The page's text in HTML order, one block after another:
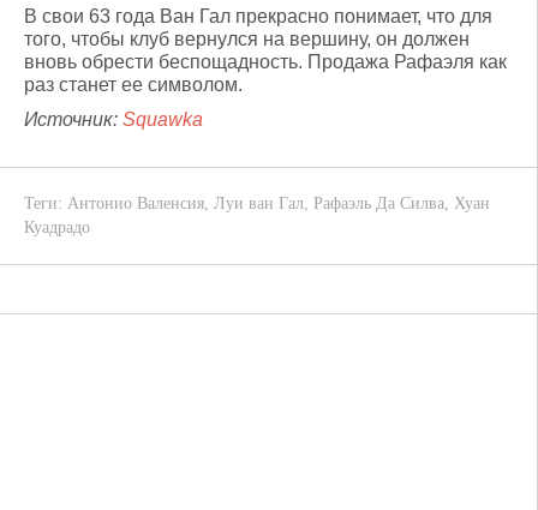
В свои 63 года Ван Гал прекрасно понимает, что для
того, чтобы клуб вернулся на вершину, он должен
вновь обрести беспощадность. Продажа Рафаэля как
раз станет ее символом.
Источник: Squawka
Теги: Антонио Валенсия, Луи ван Гал, Рафаэль Да Силва, Хуан
Куадрадо